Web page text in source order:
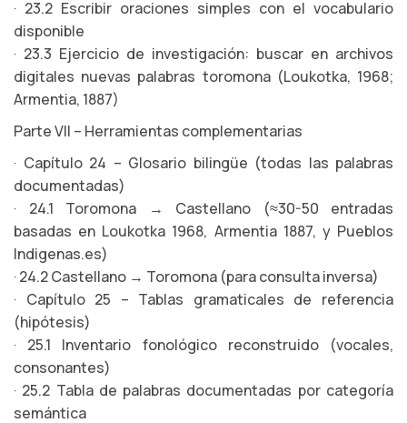
· 23.2 Escribir oraciones simples con el vocabulario
disponible
· 23.3 Ejercicio de investigación: buscar en archivos
digitales nuevas palabras toromona (Loukotka, 1968;
Armentia, 1887)
Parte VII – Herramientas complementarias
· Capítulo 24 – Glosario bilingüe (todas las palabras
documentadas)
· 24.1 Toromona → Castellano (≈30-50 entradas
basadas en Loukotka 1968, Armentia 1887, y Pueblos
Indigenas.es)
· 24.2 Castellano → Toromona (para consulta inversa)
· Capítulo 25 – Tablas gramaticales de referencia
(hipótesis)
· 25.1 Inventario fonológico reconstruido (vocales,
consonantes)
· 25.2 Tabla de palabras documentadas por categoría
semántica